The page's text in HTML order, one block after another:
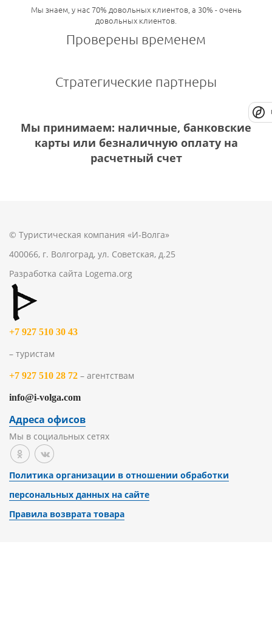
Мы знаем, у нас 70% довольных клиентов, а 30% - очень
довольных клиентов.
Проверены временем
Стратегические партнеры
Мы принимаем: наличные, банковские
карты или безналичную оплату на
расчетный счет
© Туристическая компания «И-Волга»
400066, г. Волгоград, ул. Советская, д.25
Разработка сайта Logema.org
+7 927 510 30 43
– туристам
+7 927 510 28 72 – агентствам
info@i-volga.com
Адреса офисов
Мы в социальных сетях
Политика организации в отношении обработки
персональных данных на сайте
Правила возврата товара